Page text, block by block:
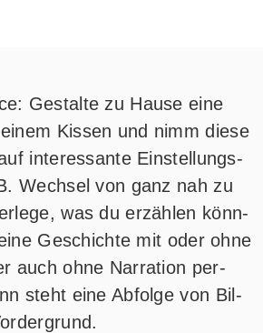
Gestal­te zu Hau­se eine
Kis­sen und nimm die­se
inter­es­san­te Ein­stel­lungs­
Wech­sel von ganz nah zu
was du erzäh­len könn­
Geschich­te mit oder ohne
auch ohne Nar­ra­ti­on per­
steht eine Abfol­ge von Bil­